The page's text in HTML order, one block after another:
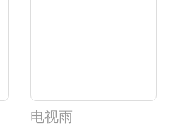
电视雨